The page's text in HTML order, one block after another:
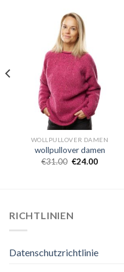
WOLLPULLOVER DAMEN
wollpullover damen
€31.00 €24.00
RICHTLINIEN
Datenschutzrichtlinie